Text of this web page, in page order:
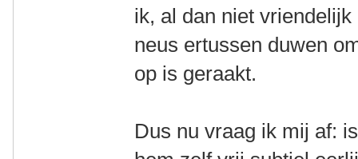
ik, al dan niet
neus ertussen duwen
op is geraakt.
Dus nu vraag ik mij af: